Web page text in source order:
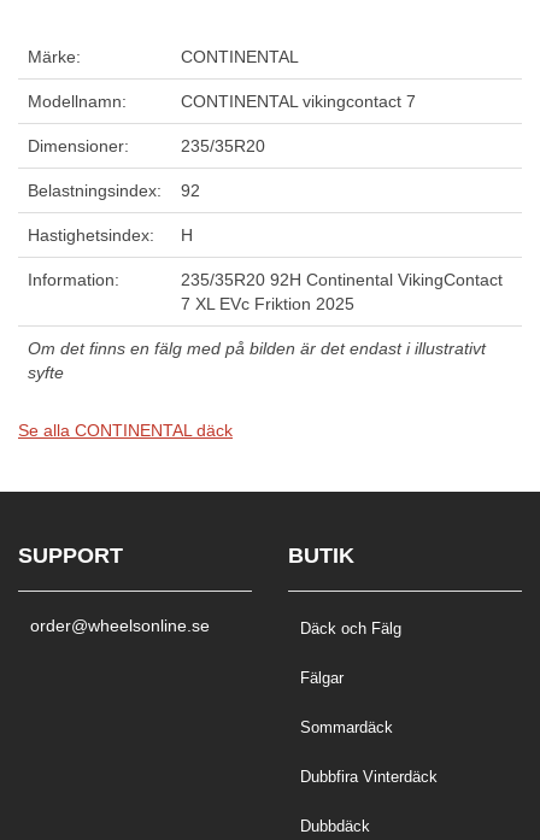
Märke: CONTINENTAL
Modellnamn: CONTINENTAL vikingcontact 7
Dimensioner: 235/35R20
Belastningsindex: 92
Hastighetsindex: H
Information:
235/35R20 92H Continental VikingContact
7 XL EVc Friktion 2025
Om det finns en fälg med på bilden är det endast i illustrativt
syfte
Se alla CONTINENTAL däck
SUPPORT
order@wheelsonline.se
BUTIK
Däck och Fälg
Fälgar
Sommardäck
Dubbfira Vinterdäck
Dubbdäck